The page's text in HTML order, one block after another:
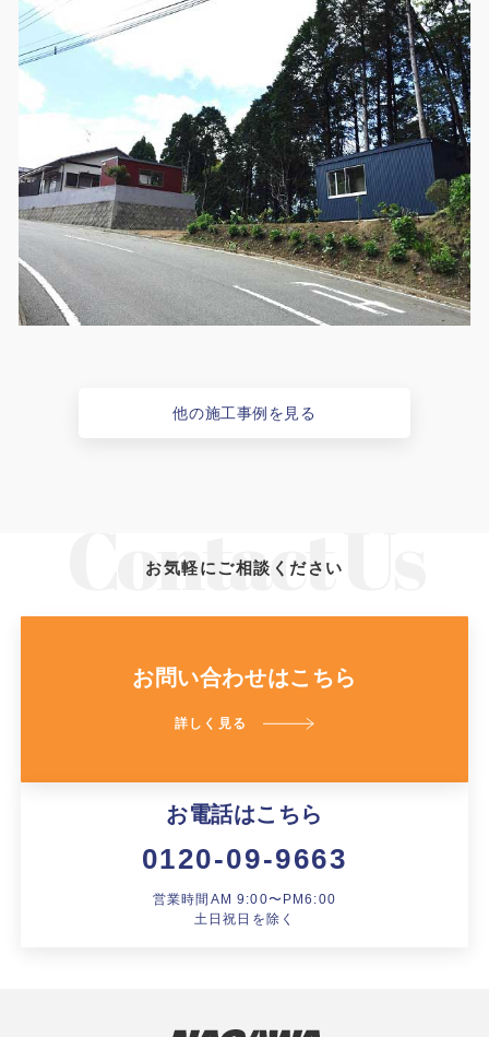
他の施工事例を見る
お気軽にご相談ください
お問い合わせはこちら
詳しく見る
お電話はこちら
0120-09-9663
営業時間AM 9:00〜PM6:00
土日祝日を除く